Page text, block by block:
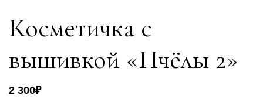
Косметичка с
вышивкой «Пчёлы 2»
2 300₽